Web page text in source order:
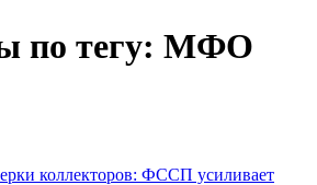
по тегу: МФО
коллекторов: ФССП усиливает